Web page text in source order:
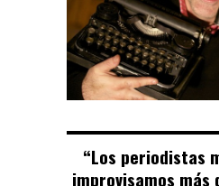
“Los periodistas
improvisamos más